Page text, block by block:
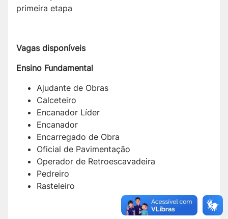
primeira etapa
Vagas disponíveis
Ensino Fundamental
Ajudante de Obras
Calceteiro
Encanador Líder
Encanador
Encarregado de Obra
Oficial de Pavimentação
Operador de Retroescavadeira
Pedreiro
Rasteleiro